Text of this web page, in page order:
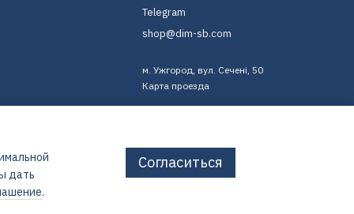
Telegram
shop@dim-sb.com
м. Ужгород, вул. Сечені, 50
Карта проезда
дать
.
Согласиться